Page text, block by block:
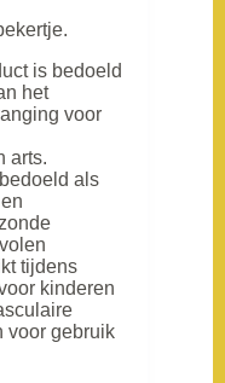
is bedoeld
het
voor
arts.
als
tijdens
kinderen
voor gebruik